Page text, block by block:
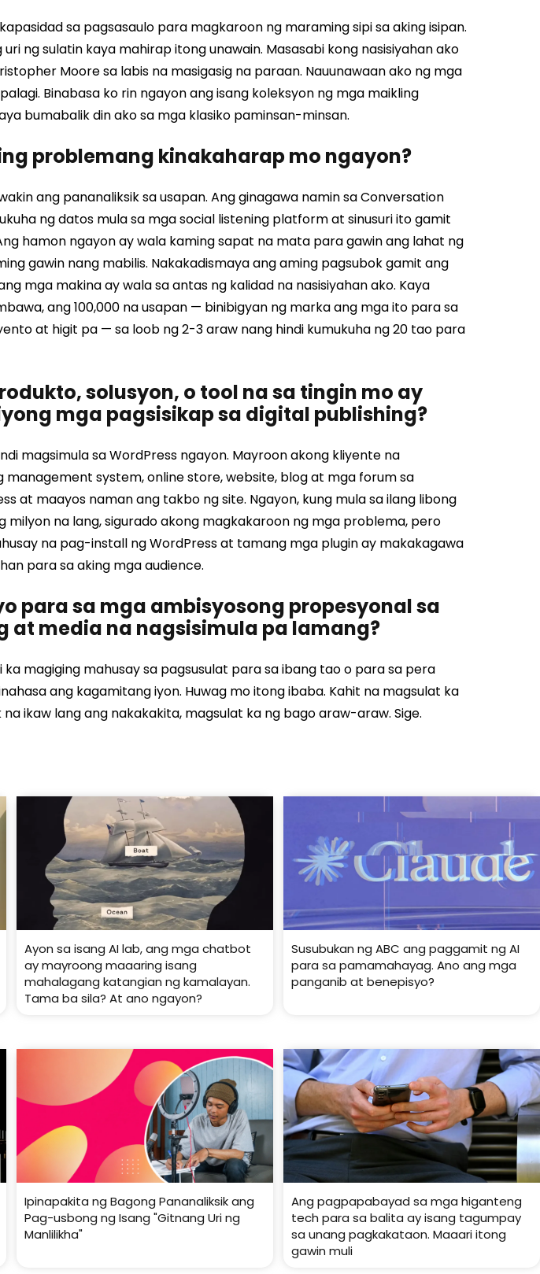
sa pagsasaulo para magkaroon ng maraming sipi sa aking isipan.
ng sulatin kaya mahirap itong unawain. Masasabi kong nasisiyahan ako
Moore sa labis na masigasig na paraan. Nauunawaan ako ng mga
Binabasa ko rin ngayon ang isang koleksyon ng mga maikling
bumabalik din ako sa mga klasiko paminsan-minsan.
problemang kinakaharap mo ngayon?
ang pananaliksik sa usapan. Ang ginagawa namin sa Conversation
ng datos mula sa mga social listening platform at sinusuri ito gamit
hamon ngayon ay wala kaming sapat na mata para gawin ang lahat ng
gawin nang mabilis. Nakakadismaya ang aming pagsubok gamit ang
mga makina ay wala sa antas ng kalidad na nasisiyahan ako. Kaya
ang 100,000 na usapan — binibigyan ng marka ang mga ito para sa
at higit pa — sa loob ng 2-3 araw nang hindi kumukuha ng 20 tao para
solusyon, o tool na sa tingin mo ay
mga pagsisikap sa digital publishing?
magsimula sa WordPress ngayon. Mayroon akong kliyente na
system, online store, website, blog at mga forum sa
at maayos naman ang takbo ng site. Ngayon, kung mula sa ilang libong
milyon na lang, sigurado akong magkakaroon ng mga problema, pero
na pag-install ng WordPress at tamang mga plugin ay makakagawa
para sa aking mga audience.
para sa mga ambisyosong propesyonal sa
at media na nagsisimula pa lamang?
magiging mahusay sa pagsusulat para sa ibang tao o para sa pera
ang kagamitang iyon. Huwag mo itong ibaba. Kahit na magsulat ka
ikaw lang ang nakakakita, magsulat ka ng bago araw-araw. Sige.
Ayon sa isang AI lab, ang mga chatbot
ay mayroong maaaring isang
mahalagang katangian ng kamalayan.
Tama ba sila? At ano ngayon?
Susubukan ng ABC ang paggamit ng AI
para sa pamamahayag. Ano ang mga
panganib at benepisyo?
Ipinapakita ng Bagong Pananaliksik ang
Pag-usbong ng Isang "Gitnang Uri ng
Manlilikha"
Ang pagpapabayad sa mga higanteng
tech para sa balita ay isang tagumpay
sa unang pagkakataon. Maaari itong
gawin muli